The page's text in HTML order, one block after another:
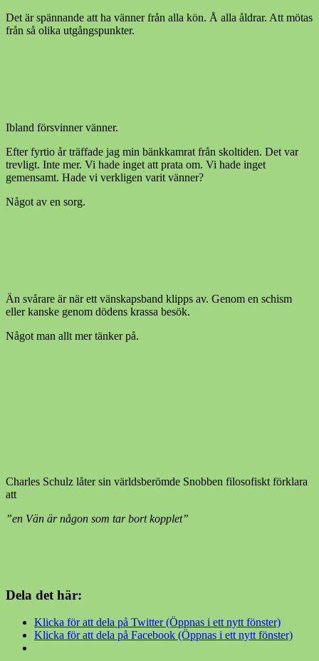
Det är spännande att ha vänner från alla kön. Å alla åldrar. Att mötas
från så olika utgångspunkter.
Ibland försvinner vänner.
Efter fyrtio år träffade jag min bänkkamrat från skoltiden. Det var
trevligt. Inte mer. Vi hade inget att prata om. Vi hade inget
gemensamt. Hade vi verkligen varit vänner?
Något av en sorg.
Än svårare är när ett vänskapsband klipps av. Genom en schism
eller kanske genom dödens krassa besök.
Något man allt mer tänker på.
Charles Schulz låter sin världsberömde Snobben filosofiskt förklara
att
”en Vän är någon som tar bort kopplet”
Dela det här:
Klicka för att dela på Twitter (Öppnas i ett nytt fönster)
Klicka för att dela på Facebook (Öppnas i ett nytt fönster)